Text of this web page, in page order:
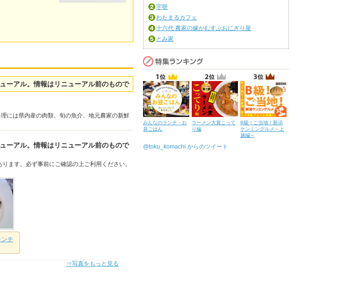
アル。情報はリニューアル前のもので
には県内産の肉類、旬の魚介、地元農家の新鮮
アル。情報はリニューアル前のもので
ます。必ず事前にご確認の上ご利用ください。
チ
⇒写真をもっと見る
宇呀
わたまるカフェ
十六代 農家の嫁がむすぶおにぎり屋
とみ家
みんなのランチ・お
昼ごはん
ラーメン大賞こって
り編
B級！ご当地！新潟
ケンミングルメ～上
越編～
@toku_komachi からのツイート